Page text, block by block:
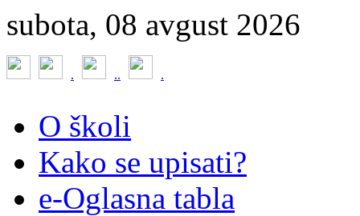
subota, 08 avgust 2026
. .. .
O školi
Kako se upisati?
e-Oglasna tabla